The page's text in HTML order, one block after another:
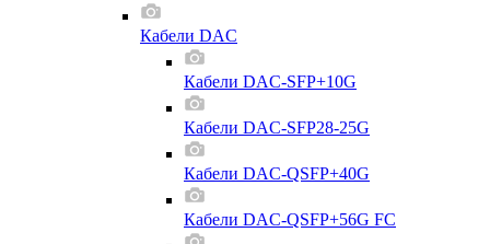
Кабели DAC
Кабели DAC-SFP+10G
Кабели DAC-SFP28-25G
Кабели DAC-QSFP+40G
Кабели DAC-QSFP+56G FC